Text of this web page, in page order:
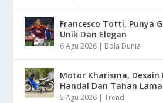
Francesco Totti, Punya
Unik Dan Elegan
6 Agu 2026 | Bola Dunia
Motor Kharisma, Desain
Handal Dan Tahan Lama
5 Agu 2026 |Trend